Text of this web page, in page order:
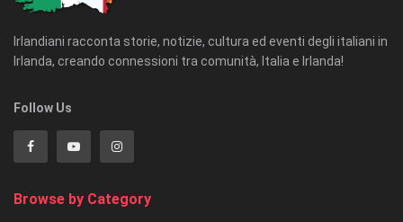
Irlandiani racconta storie, notizie, cultura ed eventi degli italiani in
Irlanda, creando connessioni tra comunità, Italia e Irlanda!
Follow Us
Browse by Category